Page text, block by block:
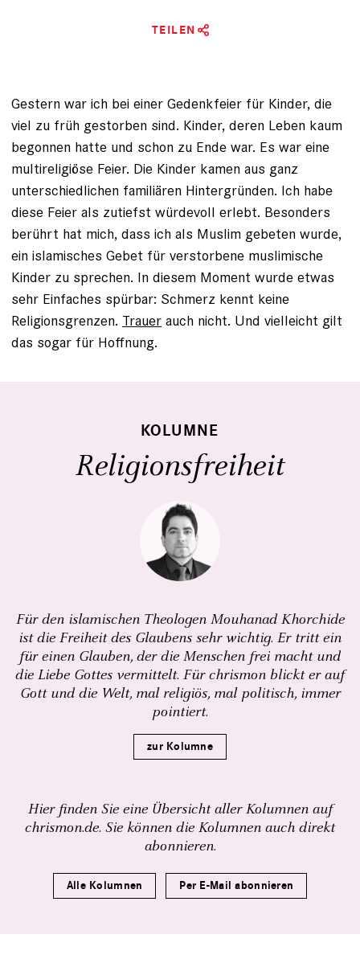
TEILEN
Gestern war ich bei einer Gedenkfeier für Kinder, die
viel zu früh gestorben sind. Kinder, deren Leben kaum
begonnen hatte und schon zu Ende war. Es war eine
multireligiöse Feier. Die Kinder kamen aus ganz
unterschiedlichen familiären Hintergründen. Ich habe
diese Feier als zutiefst würdevoll erlebt. Besonders
berührt hat mich, dass ich als Muslim gebeten wurde,
ein islamisches Gebet für verstorbene muslimische
Kinder zu sprechen. In diesem Moment wurde etwas
sehr Einfaches spürbar: Schmerz kennt keine
Religionsgrenzen. Trauer auch nicht. Und vielleicht gilt
das sogar für Hoffnung.
KOLUMNE
Religionsfreiheit
Für den islamischen Theologen Mouhanad Khorchide
ist die Freiheit des Glaubens sehr wichtig. Er tritt ein
für einen Glauben, der die Menschen frei macht und
die Liebe Gottes vermittelt. Für chrismon blickt er auf
Gott und die Welt, mal religiös, mal politisch, immer
pointiert.
zur Kolumne
Hier finden Sie eine Übersicht aller Kolumnen auf
chrismon.de. Sie können die Kolumnen auch direkt
abonnieren.
Alle Kolumnen Per E-Mail abonnieren